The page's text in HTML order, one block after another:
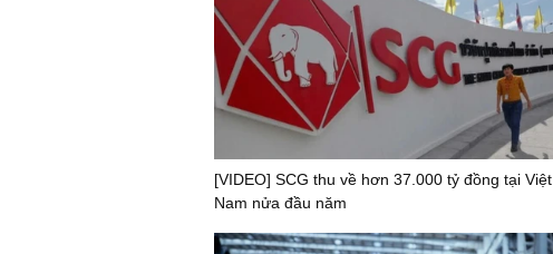
[VIDEO] SCG thu về hơn 37.000 tỷ đồng tại Việt
Nam nửa đầu năm